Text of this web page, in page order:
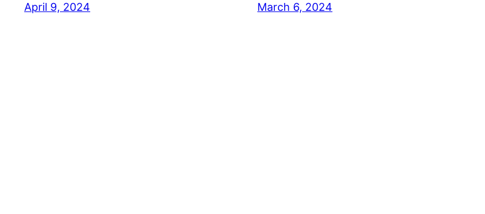
April 9, 2024
March 6, 2024